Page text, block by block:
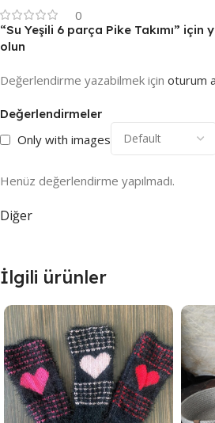
0
Değerlendirmeler
Only with images
Henüz değerlendirme yapılmadı.
“Su Yeşili 6 parça Pike Takımı”
olun
Değerlendirme yazabilmek için oturum
Diğer
İlgili ürünler